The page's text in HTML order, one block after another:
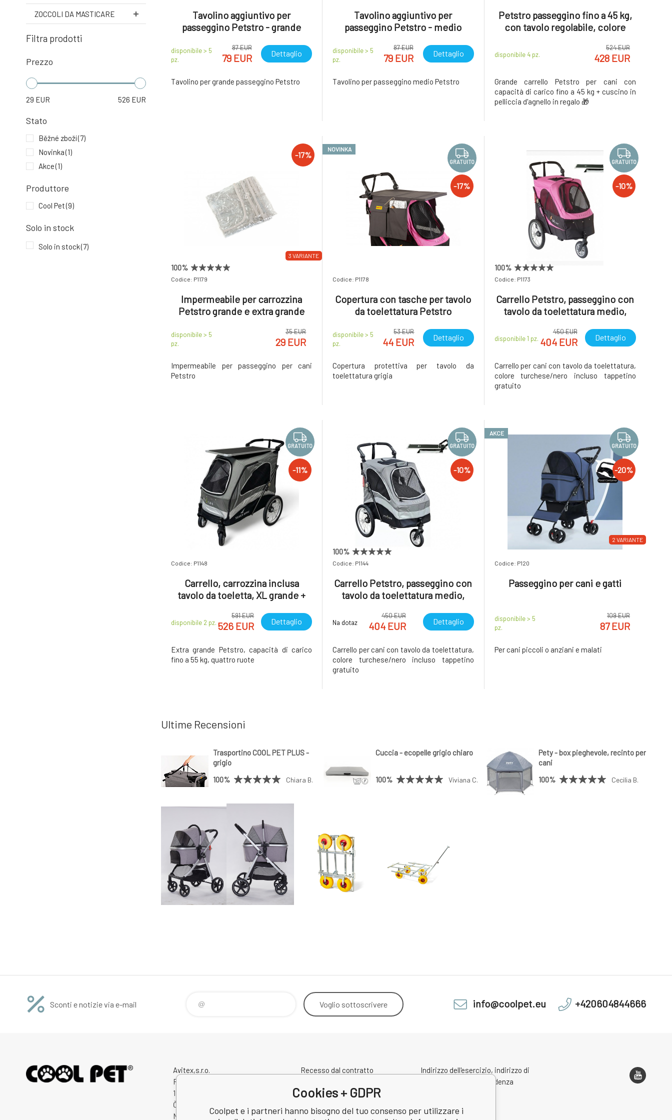
ZOCCOLI DA MASTICARE
Filtra prodotti
Prezzo
29 EUR 526 EUR
Stato
Běžné zboží(7)
Novinka(1)
Akce(1)
Produttore
Cool Pet(9)
Solo in stock
Solo in stock(7)
Tavolino aggiuntivo per
passeggino Petstro - grande
disponibile > 5
pz.
87 EUR
79 EUR Dettaglio
Tavolino per grande passeggino Petstro
Tavolino aggiuntivo per
passeggino Petstro - medio
disponibile > 5
pz.
87 EUR
79 EUR Dettaglio
Tavolino per passeggino medio Petstro
Petstro passeggino fino a 45 kg,
con tavolo regolabile, colore
disponibile 4 pz.
524 EUR
428 EUR
Grande carrello Petstro per cani con
capacità di carico fino a 45 kg + cuscino in
pelliccia d'agnello in regalo 🎁
3 VARIANTE
-17%
100%
Codice: P1179
Impermeabile per carrozzina
Petstro grande e extra grande
disponibile > 5
pz.
35 EUR
29 EUR
Impermeabile per passeggino per cani
Petstro
NOVINKA
GRATUITO
-17%
Codice: P1178
Copertura con tasche per tavolo
da toelettatura Petstro
disponibile > 5
pz.
53 EUR
44 EUR Dettaglio
Copertura protettiva per tavolo da
toelettatura grigia
GRATUITO
-10%
100%
Codice: P1173
Carrello Petstro, passeggino con
tavolo da toelettatura medio,
da toelettatura
disponibile 1 pz.
450 EUR
404 EUR Dettaglio
Carrello per cani con tavolo da toelettatura,
colore turchese/nero incluso tappetino
gratuito
GRATUITO
-11%
Codice: P1148
Carrello, carrozzina inclusa
tavolo da toeletta, XL grande +
disponibile 2 pz.
591 EUR
526 EUR Dettaglio
Extra grande Petstro, capacità di carico
fino a 55 kg, quattro ruote
GRATUITO
-10%
100%
Codice: P1144
Carrello Petstro, passeggino con
tavolo da toelettatura medio,
da toelettatura
Na dotaz
450 EUR
404 EUR Dettaglio
Carrello per cani con tavolo da toelettatura,
colore turchese/nero incluso tappetino
gratuito
2 VARIANTE
AKCE
GRATUITO
-20%
Codice: P120
Passeggino per cani e gatti
disponibile > 5
pz.
109 EUR
87 EUR
Per cani piccoli o anziani e malati
Ultime Recensioni
Trasportino COOL PET PLUS -
grigio
100%
Chiara B.
Cuccia - ecopelle grigio chiaro
100% Viviana C.
Pety - box pieghevole, recinto per
cani
100%
Cecilia B.
Sconti e notizie via e-mail Voglio sottoscrivere info@coolpet.eu +420604844666
Avitex,s.r.o.
Rybná 716/24
11000 Praha 1
Česká Republika
Numero di
Recesso dal contratto
Condizioni di protezione dei dati
Revisione
Indirizzo dell'esercizio, indirizzo di
spedizione e corrispondenza
Cookies + GDPR
Coolpet e i partneri hanno bisogno del tuo consenso per utilizzare i